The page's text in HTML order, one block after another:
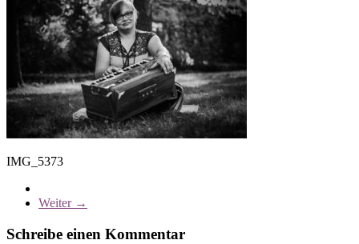
IMG_5373
Weiter →
Schreibe einen Kommentar